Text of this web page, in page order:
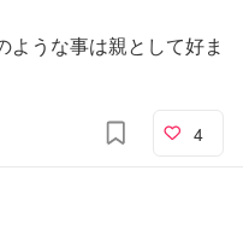
うな事は親として好ま
4